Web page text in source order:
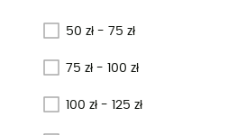
50 zł - 75 zł
75 zł - 100 zł
100 zł - 125 zł